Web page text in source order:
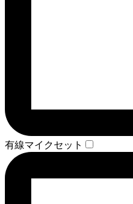
有線マイクセット